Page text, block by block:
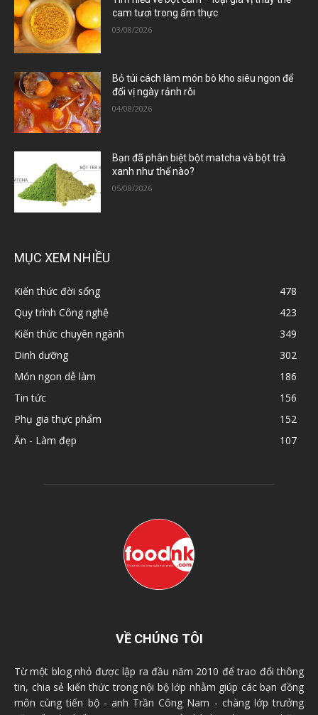
cam tươi trong ẩm thực
03/08/2026
Bỏ túi cách làm món bò kho siêu ngon để
đổi vị ngày rảnh rỗi
04/08/2026
Bạn đã phân biệt bột matcha và bột trà
xanh như thế nào?
05/08/2026
MỤC XEM NHIỀU
Kiến thức đời sống
478
Quy trình Công nghệ
423
Kiến thức chuyên ngành
349
Dinh dưỡng
302
Món ngon dễ làm
186
Tin tức
156
Phụ gia thực phẩm
152
Ăn - Làm đẹp
107
VỀ CHÚNG TÔI
Từ một blog nhỏ được lập ra đầu năm 2010 để trao đổi thông
tin, chia sẻ kiến thức trong nội bộ lớp nhằm giúp các bạn đồng
môn cùng tiến bộ - anh Trần Công Nam - chàng lớp trưởng